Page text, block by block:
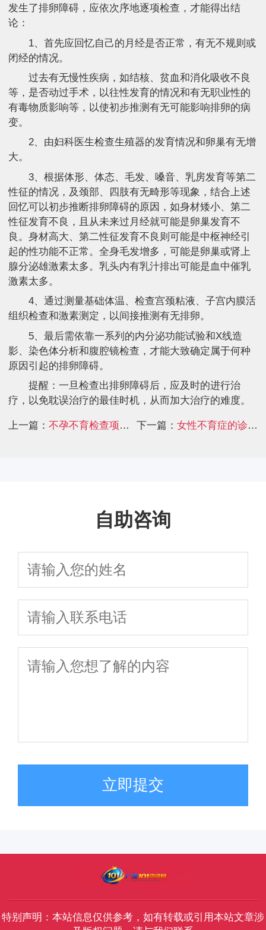
发生了排卵障碍，应依次序地逐项检查，才能得出结
论：
1、首先应回忆自己的月经是否正常，有无不规则或
闭经的情况。
过去有无慢性疾病，如结核、贫血和消化吸收不良
等，是否动过手术，以往性发育的情况和有无职业性的
有毒物质影响等，以使初步推测有无可能影响排卵的病
变。
2、由妇科医生检查生殖器的发育情况和卵巢有无增
大。
3、根据体形、体态、毛发、嗓音、乳房发育等第二
性征的情况，及颈部、四肢有无畸形等现象，结合上述
回忆可以初步推断排卵障碍的原因，如身材矮小、第二
性征发育不良，且从未来过月经就可能是卵巢发育不
良。身材高大、第二性征发育不良则可能是中枢神经引
起的性功能不正常。全身毛发增多，可能是卵巢或肾上
腺分泌雄激素太多。乳头内有乳汁排出可能是血中催乳
激素太多。
4、通过测量基础体温、检查宫颈粘液、子宫内膜活
组织检查和激素测定，以间接推测有无排卵。
5、最后需依靠一系列的内分泌功能试验和X线造
影、染色体分析和腹腔镜检查，才能大致确定属于何种
原因引起的排卵障碍。
提醒：一旦检查出排卵障碍后，应及时的进行治
疗，以免耽误治疗的最佳时机，从而加大治疗的难度。
上一篇： 不孕不育检查项目有哪些？ 项目收费要了解清楚
下一篇： 女性不育症的诊疗
自助咨询
立即提交
特别声明：本站信息仅供参考，如有转载或引用本站文章涉